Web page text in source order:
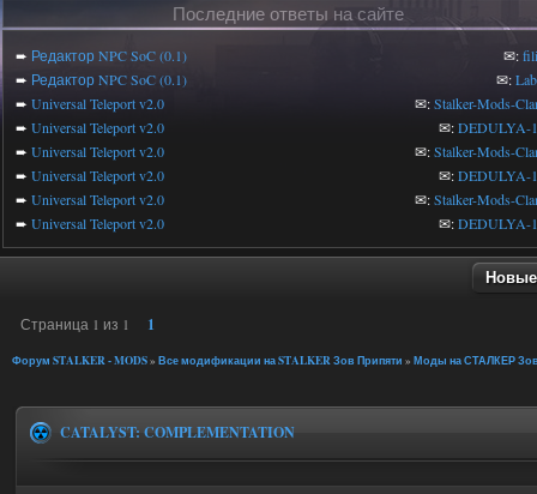
Последние ответы на сайте
➨ Редактор NPC SoC (0.1) ✉:
➨ Редактор NPC SoC (0.1) ✉:
➨ Universal Teleport v2.0 ✉:Stalker-Mods-
➨ Universal Teleport v2.0 ✉:DEDULYA-
➨ Universal Teleport v2.0 ✉:Stalker-Mods-
➨ Universal Teleport v2.0 ✉:DEDULYA-
➨ Universal Teleport v2.0 ✉:Stalker-Mods-
➨ Universal Teleport v2.0 ✉:DEDULYA-
Страница 1 из 1 1
Форум STALKER - MODS» Все модификации на STALKER Зов Припяти » Моды на СТАЛКЕР
CATALYST: COMPLEMENTATION